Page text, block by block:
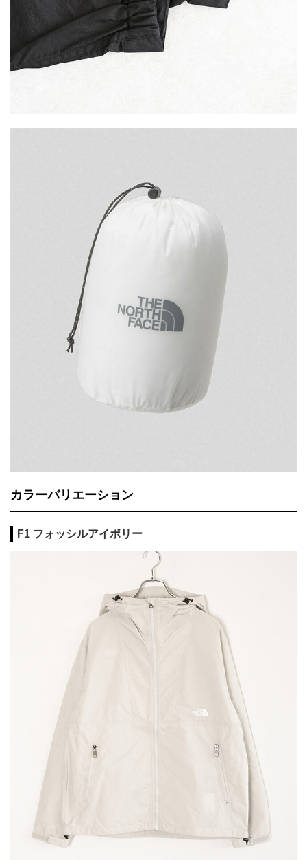
カラーバリエーション
F1 フォッシルアイボリー